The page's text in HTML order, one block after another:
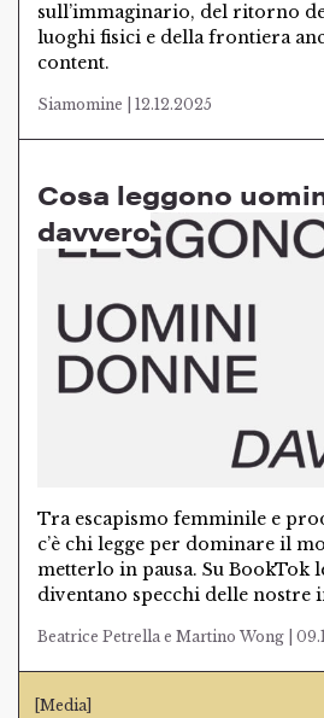
sull’immaginario, del ritorno
luoghi fisici e della frontiera
content.
Siamomine | 12.12.2025
Cosa leggono
davvero
Tra escapismo femminile e
c’è chi legge per dominare il
metterlo in pausa. Su BookTok
diventano specchi delle nostre
Beatrice Petrella e Martino Wong |
[Media]